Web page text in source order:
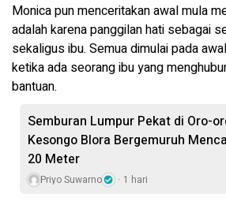
Monica pun menceritakan awal mula
adalah karena panggilan hati sebagai
sekaligus ibu. Semua dimulai pada
ketika ada seorang ibu yang
bantuan.
Semburan Lumpur Pekat di Oro-
Kesongo Blora Bergemuruh
20 Meter
Priyo Suwarno 1 hari